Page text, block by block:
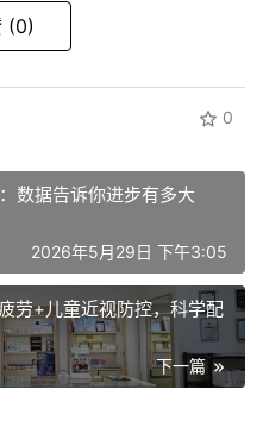
(0)
0
数据告诉你进步有多大
2026年5月29日 下午3:05
劳+儿童近视防控，科学配
下一篇